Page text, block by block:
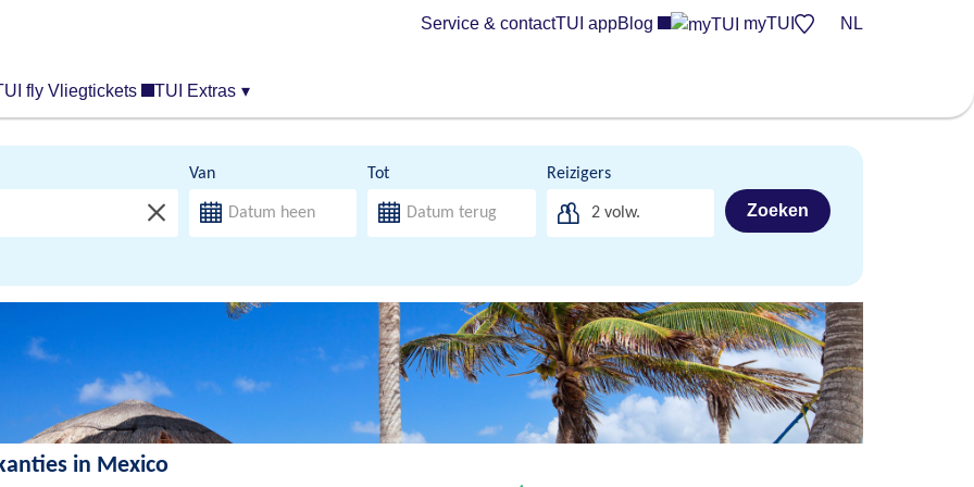
fly Vliegtickets TUI Extras ▾
Service & contactTUI appBlog myTUI NL
Van Tot Reizigers
2 volw. Zoeken
in Mexico